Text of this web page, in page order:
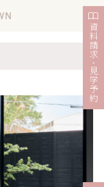
資
料
請
求
・
見
学
予
約